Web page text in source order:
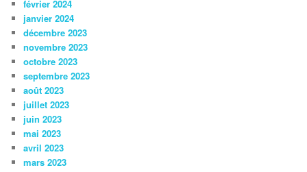
février 2024
janvier 2024
décembre 2023
novembre 2023
octobre 2023
septembre 2023
août 2023
juillet 2023
juin 2023
mai 2023
avril 2023
mars 2023